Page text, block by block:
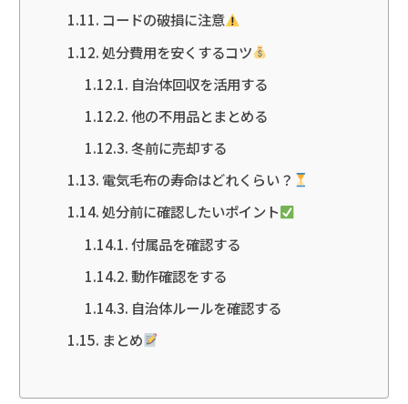
コードの破損に注意
処分費用を安くするコツ
自治体回収を活用する
他の不用品とまとめる
冬前に売却する
電気毛布の寿命はどれくらい？
処分前に確認したいポイント
付属品を確認する
動作確認をする
自治体ルールを確認する
まとめ